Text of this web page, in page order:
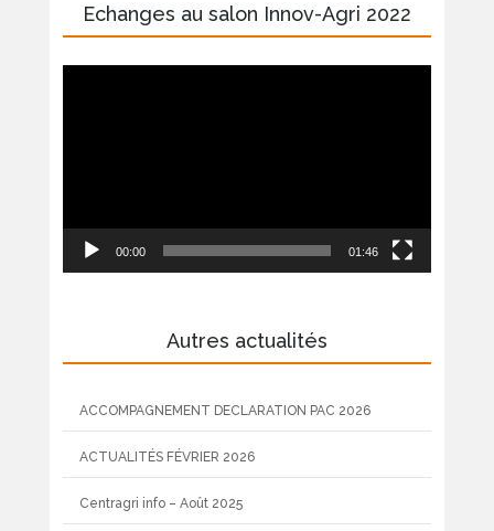
Echanges au salon Innov-Agri 2022
00:00 01:46
Autres actualités
ACCOMPAGNEMENT DECLARATION PAC 2026
ACTUALITÉS FÉVRIER 2026
Centragri info – Août 2025